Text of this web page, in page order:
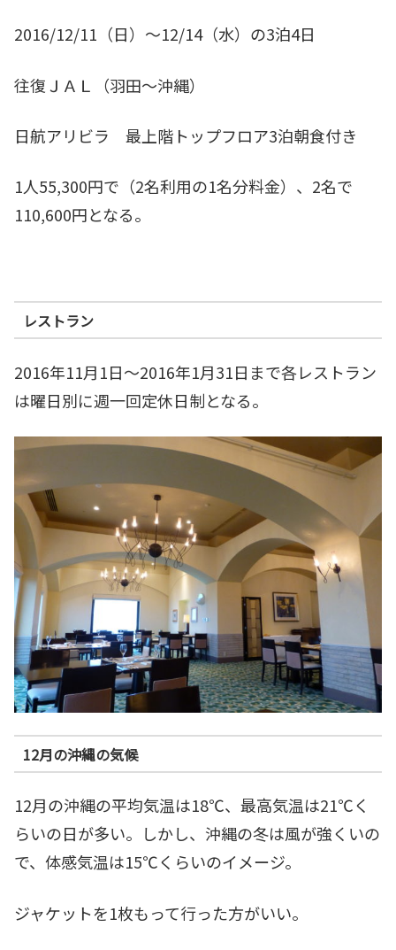
2016/12/11（日）～12/14（水）の3泊4日
往復ＪＡＬ（羽田～沖縄）
日航アリビラ 最上階トップフロア3泊朝食付き
1人55,300円で（2名利用の1名分料金）、2名で
110,600円となる。
レストラン
2016年11月1日～2016年1月31日まで各レストラン
は曜日別に週一回定休日制となる。
12月の沖縄の気候
12月の沖縄の平均気温は18℃、最高気温は21℃く
らいの日が多い。しかし、沖縄の冬は風が強くいの
で、体感気温は15℃くらいのイメージ。
ジャケットを1枚もって行った方がいい。